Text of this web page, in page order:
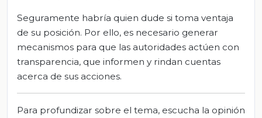
Seguramente habría quien dude si toma ventaja
de su posición. Por ello, es necesario generar
mecanismos para que las autoridades actúen con
transparencia, que informen y rindan cuentas
acerca de sus acciones.
Para profundizar sobre el tema, escucha la opinión